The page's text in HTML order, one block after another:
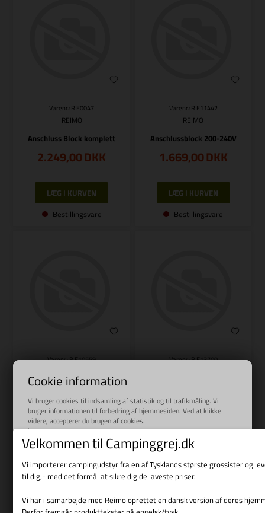
Cookie information
Vi bruger cookies til indsamling af statistik og til trafikmåling. Vi
bruger informationen til forbedring af hjemmesiden. Ved at klikke
videre, accepterer du brugen af cookies.
Læs mere
Varenr.: R E0047
REIMO
Anschluss Block komplett
2.249,00DKK
Bestillingsvare
Varenr.: R E11442
REIMO
Anschlussblock 200-240V
1.669,00DKK
Bestillingsvare
Varenr.: R E10559
Anschlussblock komplett
2.169,00DKK
Varenr.: R E13700
Absorption Refrigerator
RML10.4G
1.979,00DKK
Velkommen til Campinggrej.dk
Vi importerer campingudstyr fra en af Tysklands største grossister og
til dig,- med det formål at sikre dig de laveste priser.
Vi har i samarbejde med Reimo oprettet en dansk version af deres